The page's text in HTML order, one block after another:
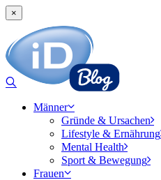
×
Männer
Gründe & Ursachen
Lifestyle & Ernährung
Mental Health
Sport & Bewegung
Frauen